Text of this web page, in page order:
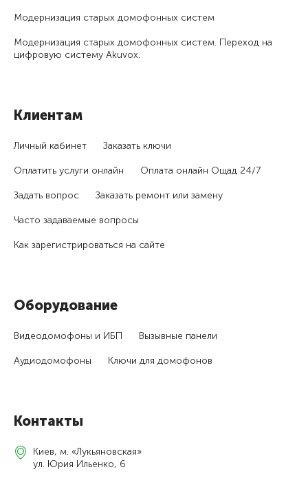
Модернизация старых домофонных систем
Модернизация старых домофонных систем. Переход на
цифровую систему Akuvox.
Клиентам
Личный кабинет Заказать ключи
Оплатить услуги онлайн Оплата онлайн Ощад 24/7
Задать вопрос Заказать ремонт или замену
Часто задаваемые вопросы
Как зарегистри­роваться на сайте
Оборудование
Видеодомофоны и ИБП Вызывные панели
Аудиодомофоны Ключи для домофонов
Контакты
Киев, м. «Лукьяновская»
ул. Юрия Ильенко, 6